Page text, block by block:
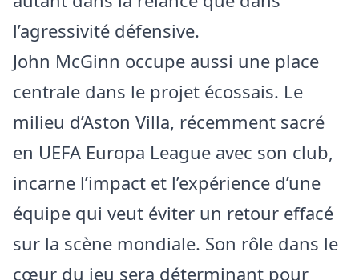
l’agressivité défensive.
John McGinn occupe aussi une place
centrale dans le projet écossais. Le
milieu d’Aston Villa, récemment sacré
en UEFA Europa League avec son club,
incarne l’impact et l’expérience d’une
équipe qui veut éviter un retour effacé
sur la scène mondiale. Son rôle dans le
cœur du jeu sera déterminant pour